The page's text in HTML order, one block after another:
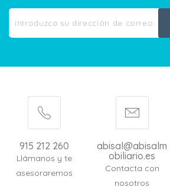
915 212 260
Llámanos y te
asesoraremos
abisal@abisalm
obiliario.es
Contacta con
nosotros